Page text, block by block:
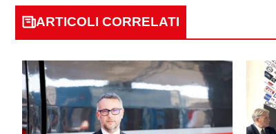
ARTICOLI CORRELATI